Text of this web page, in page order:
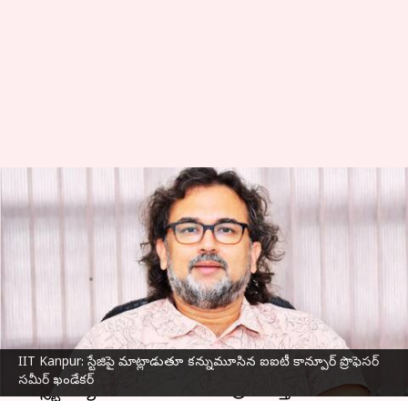
IIT Kanpur: స్టేజిపై మాట్లాడుతూ కన్నుమూసిన ఐఐటీ కాన్పూర్ ప్రొఫెసర్
సమీర్ ఖండేకర్
IIT Kanpur: స్టేజిపై మాట్లాడుతూ..
కన్నుమూసిన ఐఐటీ కాన్పూర్
ప్రొఫెసర్ సమీర్ ఖండేకర్
Dec 24, 2023 01:41 pm
ఈ వార్తాకథనం ఏంటి
ఐఐటీ కాన్పూర్ సీనియర్ ప్రొఫెసర్ సమీర్ ఖండేకర్ (55)
ఇన్స్టిట్యూట్ ఆడిటోరియంలో ప్రసంగిస్తూ